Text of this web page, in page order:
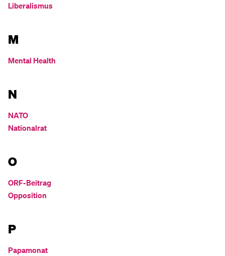
Liberalismus
M
Mental Health
N
NATO
Nationalrat
O
ORF-Beitrag
Opposition
P
Papamonat